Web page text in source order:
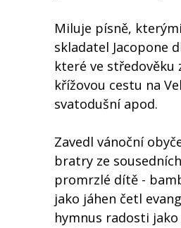
Miluje písně,
skladatel Jacopone
které ve středověku
křížovou cestu na
svatodušní apod.
Zavedl vánoční
bratry ze
promrzlé dítě -
jako jáhen četl
hymnus radosti